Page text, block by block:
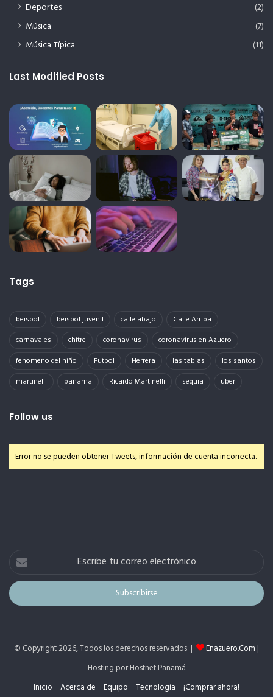
Deportes
(2)
Música
(7)
Música Típica
(11)
Last Modified Posts
Tags
beisbol beisbol juvenil calle abajo
Calle Arriba
carnavales
chitre coronavirus
coronavirus en Azuero
fenomeno del niño
Futbol Herrera las tablas
los santos
martinelli
panama Ricardo Martinelli sequia uber
Follow us
Error no se pueden obtener Tweets, información de cuenta incorrecta.
Escribe
correo
electrónico
© Copyright 2026, Todos los derechos reservados | Enazuero.Com |
Hosting por Hostnet Panamá
Inicio
Acerca de Equipo Tecnología ¡Comprar ahora!